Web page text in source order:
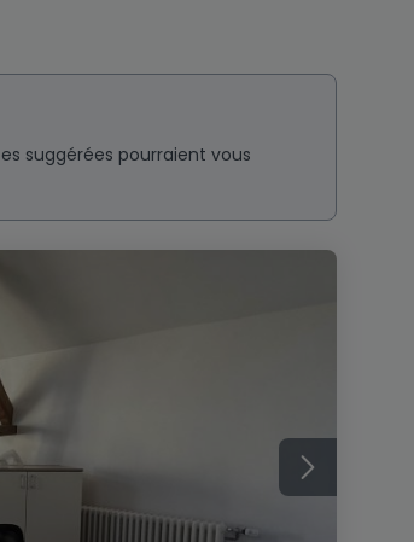
suggérées pourraient vous